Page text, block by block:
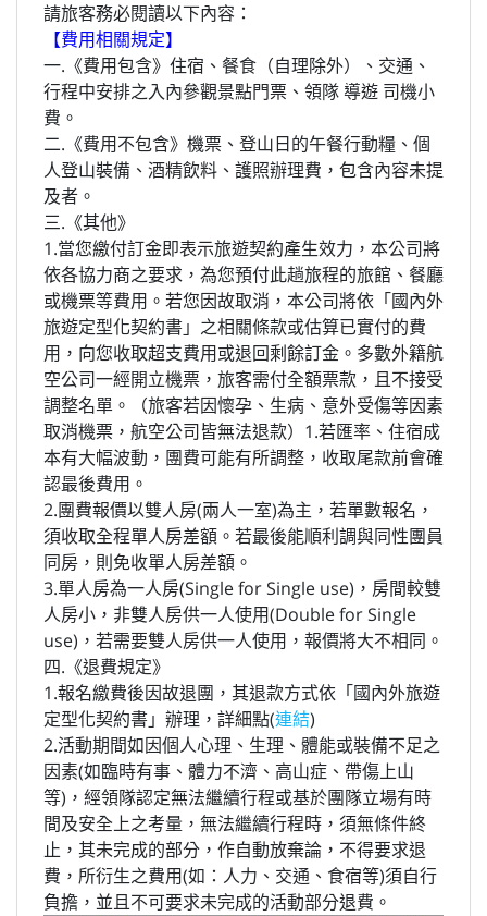
請旅客務必閱讀以下內容：
【費用相關規定】
一.《費用包含》住宿、餐食（自理除外）、交通、
行程中安排之入內參觀景點門票、領隊 導遊 司機小
費。
二.《費用不包含》 機票、登山日的午餐行動糧、個
人登山裝備、酒精飲料、 護照辦理費 ，包含內容未提
及者 。
三.《其他》
1.當您繳付訂金即表示旅遊契約產生效力，本公司將
依各協力商之要求，為您預付此趟旅程的旅館、餐廳
或機票等費用。若您因故取消，本公司將依「國內外
旅遊定型化契約書」之相關條款或估算已實付的費
用，向您收取超支費用或退回剩餘訂金。多數外籍航
空公司一經開立機票，旅客需付全額票款，且不接受
調整名單。（旅客若因懷孕、生病、意外受傷等因素
取消機票，航空公司皆無法退款）1.若匯率、住宿成
本有大幅波動，團費可能有所調整，收取尾款前會確
認最後費用。
2.團費報價以雙人房(兩人一室)為主，若單數報名，
須收取全程單人房差額。若最後能順利調與同性團員
同房，則免收單人房差額。
3.單人房為一人房(Single for Single use)，房間較雙
人房小，非雙人房供一人使用(Double for Single
use)，若需要雙人房供一人使用，報價將大不相同。
四.《退費規定》
1.報名繳費後因故退團，其退款方式依「國內外旅遊
定型化契約書」辦理，詳細點(連結)
2.活動期間如因個人心理、生理、體能或裝備不足之
因素(如臨時有事、體力不濟、高山症、帶傷上山
等)，經領隊認定無法繼續行程或基於團隊立場有時
間及安全上之考量，無法繼續行程時，須無條件終
止，其未完成的部分，作自動放棄論，不得要求退
費，所衍生之費用(如：人力、交通、食宿等)須自行
負擔，並且不可要求未完成的活動部分退費。